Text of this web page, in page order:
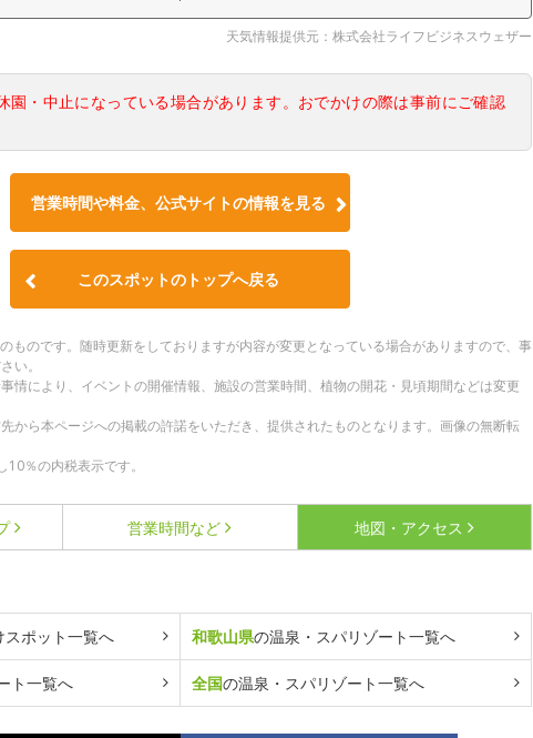
天気情報提供元：株式会社ライフビジネスウェザー
園・中止になっている場合があります。おでかけの際は事前にご確認
営業時間や料金、公式サイトの情報を見る
このスポットのトップへ戻る
ものです。随時更新をしておりますが内容が変更となっている場合がありますので、事
い。
情により、イベントの開催情報、施設の営業時間、植物の開花・見頃期間などは変更
から本ページへの掲載の許諾をいただき、提供されたものとなります。画像の無断転
％の内税表示です。
営業時間など 地図・アクセス
スポット一覧へ 和歌山県の温泉・スパリゾート一覧へ
ト一覧へ 全国の温泉・スパリゾート一覧へ